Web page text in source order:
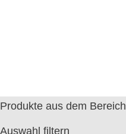
Produkte aus dem Bereich
Auswahl filtern